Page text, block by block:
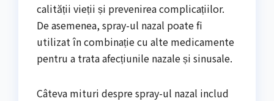
calității vieții și prevenirea complicațiilor.
De asemenea, spray-ul nazal poate fi
utilizat în combinație cu alte medicamente
pentru a trata afecțiunile nazale și sinusale.
Câteva mituri despre spray-ul nazal includ